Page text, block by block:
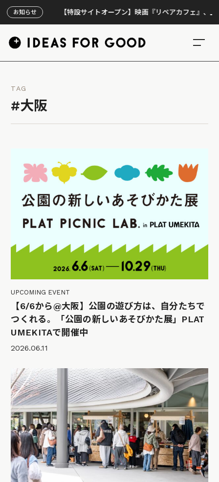
お知らせ【特設サイトオープン】映画『リペアカフェ』、上映300回
TAG
#大阪
UPCOMING EVENT
【6/6から@大阪】公園の遊び方は、自分たちで
つくれる。「公園の新しいあそびかた展」PLAT
UMEKITAで開催中
2026.06.11